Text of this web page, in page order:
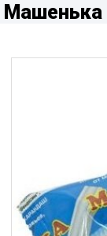
Машенька